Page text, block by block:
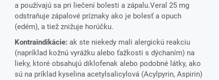
a používajú sa pri liečení bolesti a zápalu.Veral 25 mg
odstraňuje zápalové príznaky ako je bolesť a opuch
(edém), a tiež znižuje horúčku.
Kontraindikácie: ak ste niekedy mali alergickú reakciu
(napríklad kožnú vyrážku alebo ťažkosti s dýchaním) na
lieky, ktoré obsahujú diklofenak alebo podobné látky, ako
sú na príklad kyselina acetylsalicylová (Acylpyrin, Aspirin)